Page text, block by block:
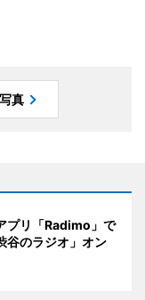
真
プリ「Radimo」で
谷のラジオ」オン